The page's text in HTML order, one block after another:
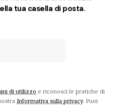
tua casella di posta.
di utilizzo e riconosci le pratiche di
Informativa sulla privacy. Puoi